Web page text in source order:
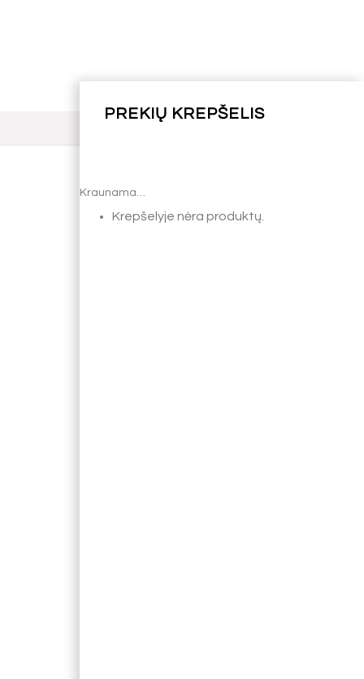
Kraunama…
Krepšelyje nėra produktų.
Kraunama…
Krepšelyje nėra produktų.